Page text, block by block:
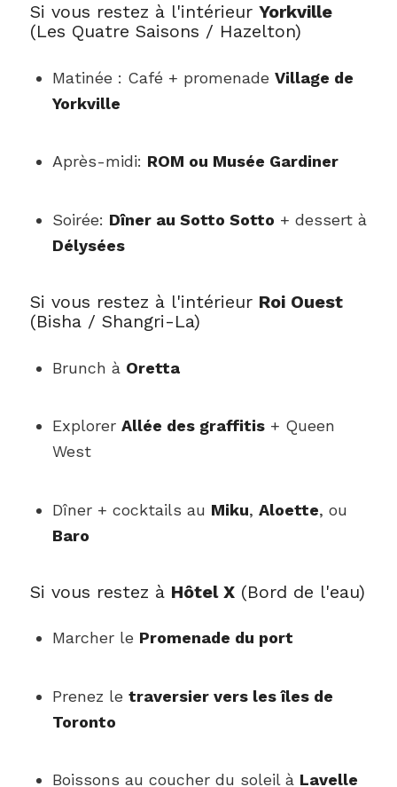
Si vous restez à l'intérieur Yorkville
(Les Quatre Saisons / Hazelton)
Matinée : Café + promenade Village de
Yorkville
Après-midi: ROM ou Musée Gardiner
Soirée: Dîner au Sotto Sotto + dessert à
Délysées
Si vous restez à l'intérieur Roi Ouest
(Bisha / Shangri-La)
Brunch à Oretta
Explorer Allée des graffitis+ Queen
West
Dîner + cocktails au Miku, Aloette, ou
Baro
Si vous restez à Hôtel X(Bord de l'eau)
Marcher le Promenade du port
Prenez le traversier vers les îles de
Toronto
Boissons au coucher du soleil à Lavelle